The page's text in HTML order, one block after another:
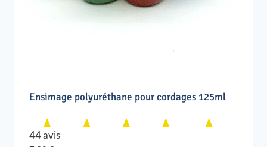
Ensimage polyuréthane pour cordages 125ml
44 avis